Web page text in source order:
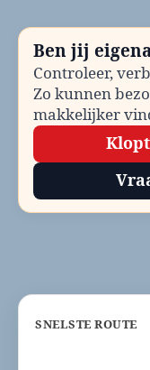
Ben jij
Controleer,
Zo kunnen
makkelijker
SNELSTE ROUTE